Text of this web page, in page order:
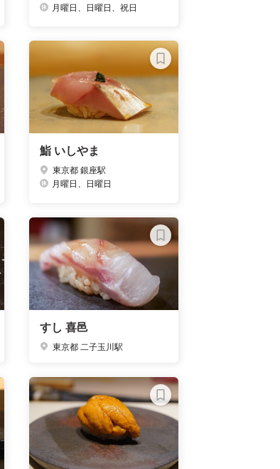
月曜日、日曜日、祝日
鮨 いしやま
東京都 銀座駅
月曜日、日曜日
すし 喜邑
東京都 二子玉川駅